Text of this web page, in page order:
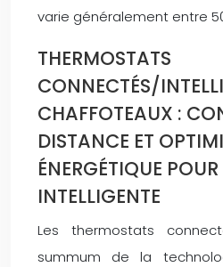
varie généralement entre
THERMOSTATS
CONNECTÉS/
CHAFFOTEAUX :
DISTANCE ET
ÉNERGÉTIQUE
INTELLIGENTE
Les thermostats
summum de la